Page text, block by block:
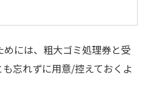
には、粗大ゴミ処理券と受
忘れずに用意/控えておくよ